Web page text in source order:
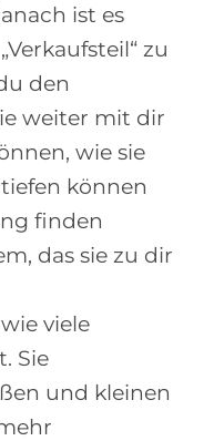
ist es
zu
den
weiter mit dir
wie sie
können
finden
das sie zu dir
viele
Sie
und kleinen